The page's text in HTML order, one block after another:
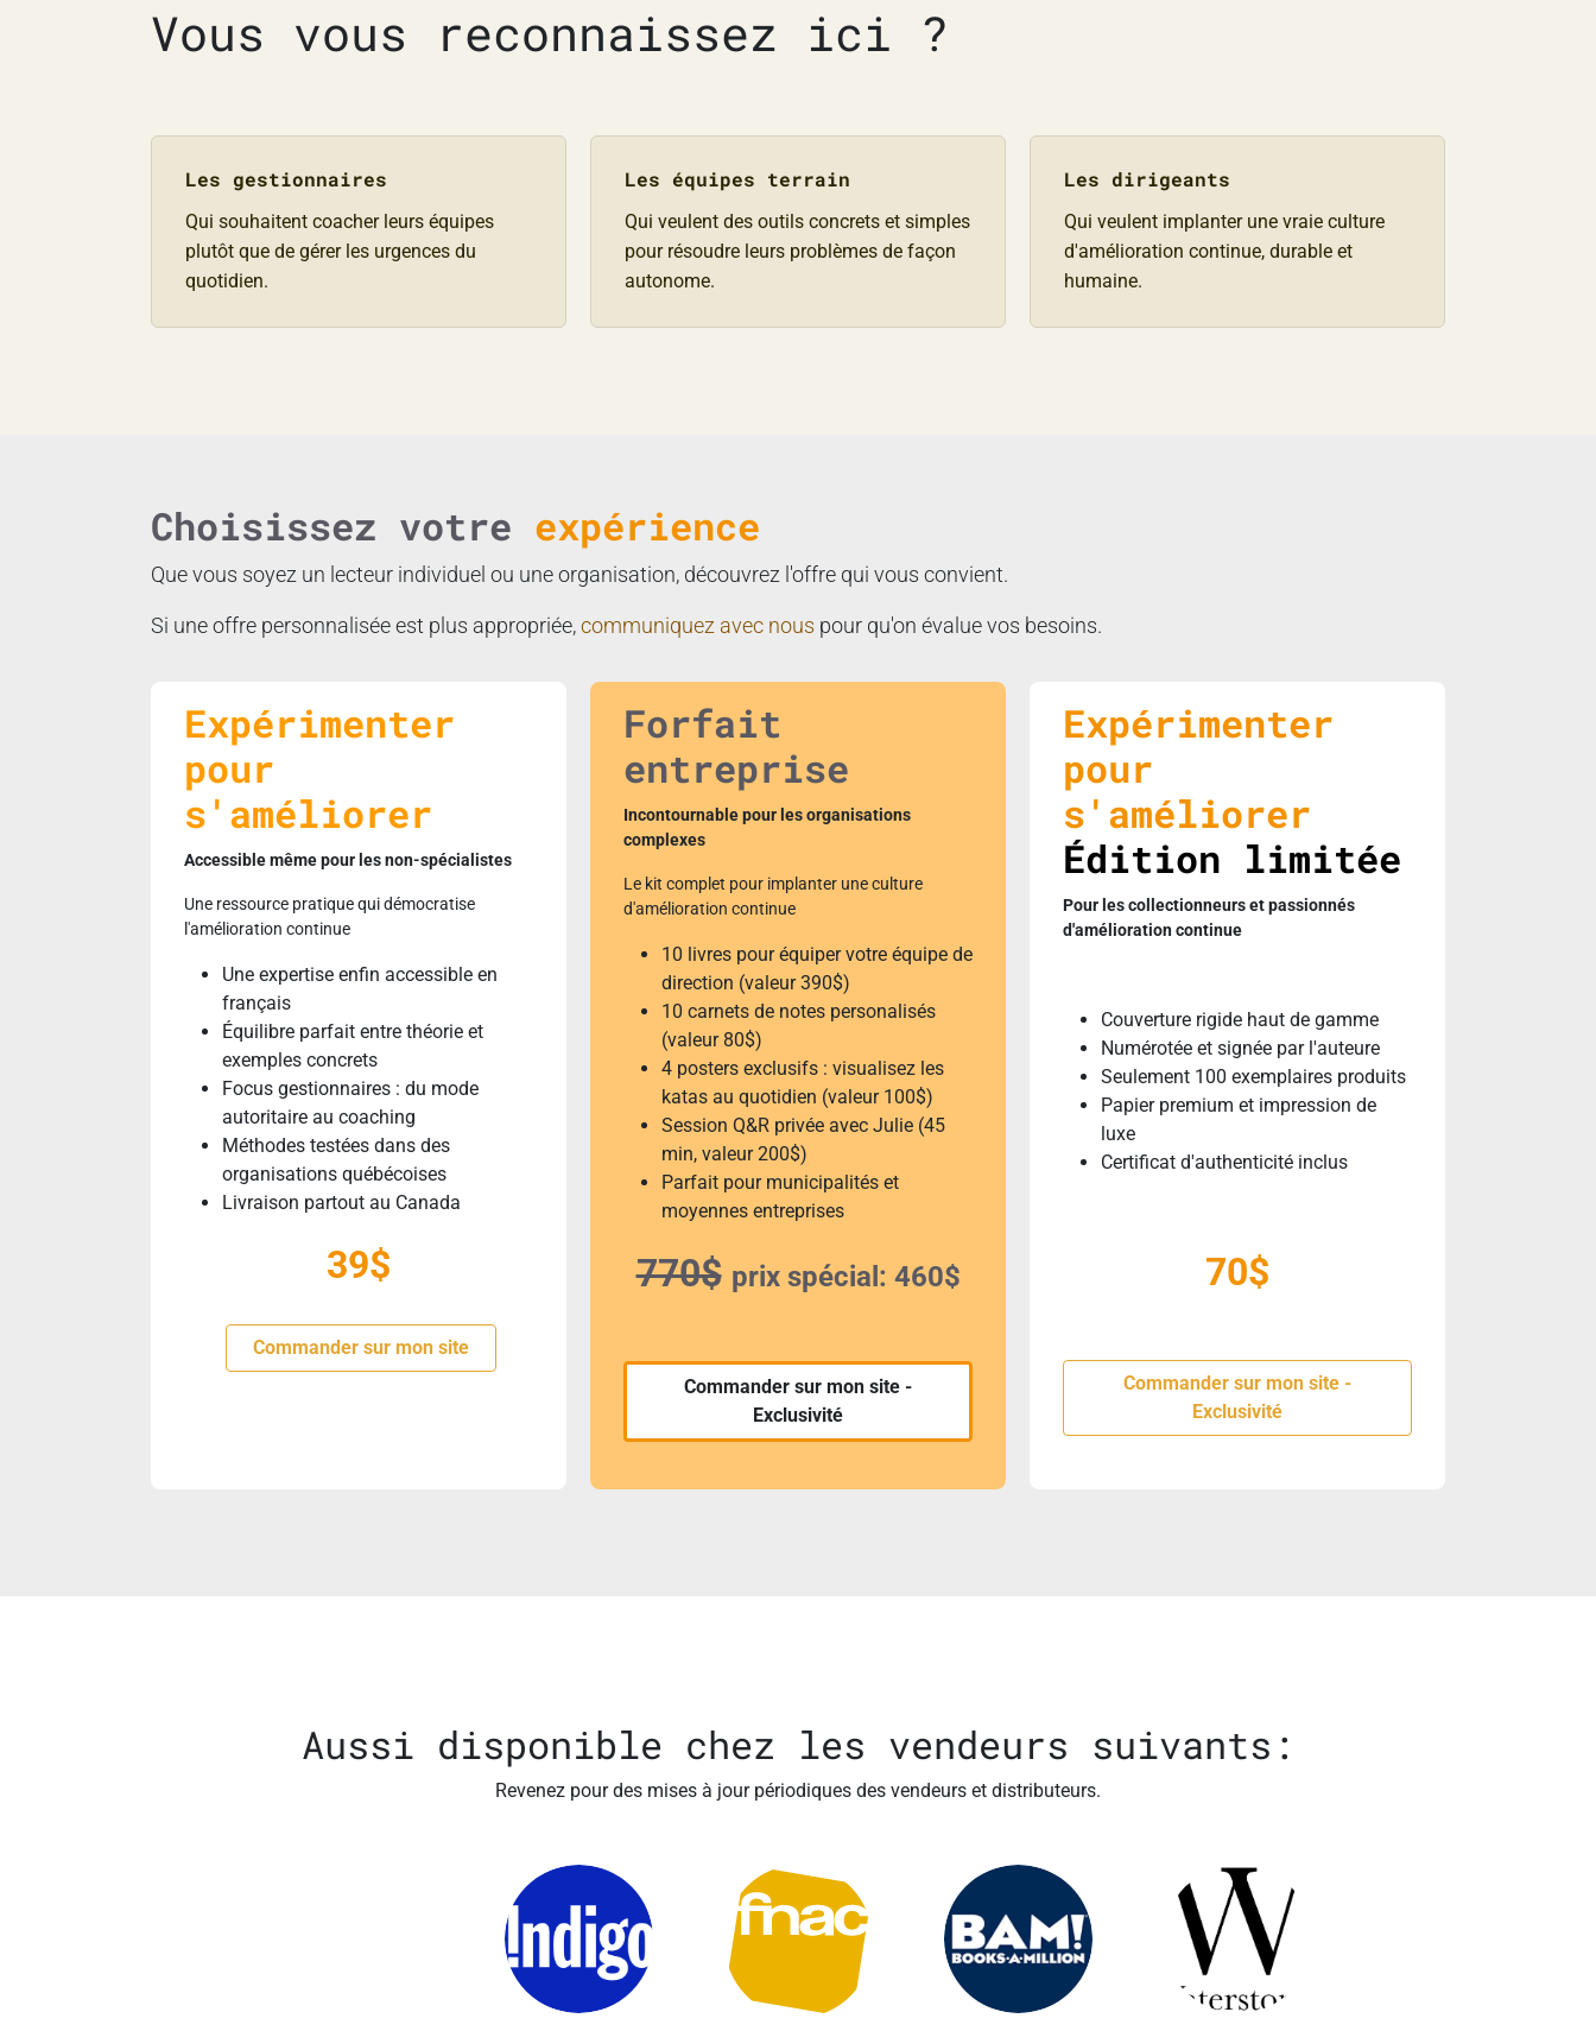
Vous vous reconnaissez ici ?
Les gestionnaires
Qui souhaitent coacher leurs équipes
plutôt que de gérer les urgences du
quotidien.
Les équipes terrain
Qui veulent des outils concrets et simples
pour résoudre leurs problèmes de façon
autonome.
Les dirigeants
Qui veulent implanter une vraie culture
d'amélioration continue, durable et
humaine.
Choisissez votre expérience
Que vous soyez un lecteur individuel ou une organisation, découvrez l'offre qui vous convient.
Si une offre personnalisée est plus appropriée,communiquez avec nous pour qu'on évalue vos besoins.
Expérimenter
pour
s'améliorer
Accessible même pour les non-spécialistes
Une ressource pratique qui démocratise
l'amélioration continue
Une expertise enfin accessible en
français
Équilibre parfait entre théorie et
exemples concrets
Focus gestionnaires : du mode
autoritaire au coaching
Méthodes testées dans des
organisations québécoises
Livraison partout au Canada
39$
Commander sur mon site
Forfait
entreprise
Incontournable pour les organisations
complexes
Le kit complet pour implanter une culture
d'amélioration continue
10 livres pour équiper votre équipe de
direction (valeur 390$)
10 carnets de notes personalisés
(valeur 80$)
4 posters exclusifs : visualisez les
katas au quotidien (valeur 100$)
Session Q&R privée avec Julie (45
min, valeur 200$)
Parfait pour municipalités et
moyennes entreprises
770$ prix spécial: 460$
Commander sur mon site -
Exclusivité
Expérimenter
pour
s'améliorer
Édition limitée
Pour les collectionneurs et passionnés
d'amélioration continue
Couverture rigide haut de gamme
Numérotée et signée par l'auteure
Seulement 100 exemplaires produits
Papier premium et impression de
luxe
Certificat d'authenticité inclus
70$
Commander sur mon site -
Exclusivité
Aussi disponible chez les vendeurs suivants:
Revenez pour des mises à jour périodiques des vendeurs et distributeurs.